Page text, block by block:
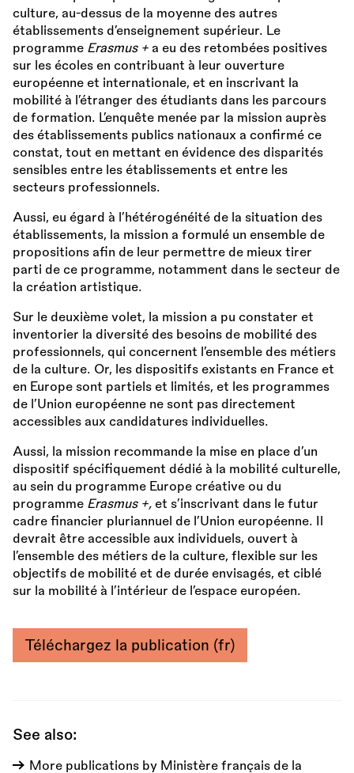
culture, au-dessus de la moyenne des autres
établissements d’enseignement supérieur. Le
programme Erasmus + a eu des retombées positives
sur les écoles en contribuant à leur ouverture
européenne et internationale, et en inscrivant la
mobilité à l’étranger des étudiants dans les parcours
de formation. L’enquête menée par la mission auprès
des établissements publics nationaux a confirmé ce
constat, tout en mettant en évidence des disparités
sensibles entre les établissements et entre les
secteurs professionnels.
Aussi, eu égard à l’hétérogénéité de la situation des
établissements, la mission a formulé un ensemble de
propositions afin de leur permettre de mieux tirer
parti de ce programme, notamment dans le secteur de
la création artistique.
Sur le deuxième volet, la mission a pu constater et
inventorier la diversité des besoins de mobilité des
professionnels, qui concernent l’ensemble des métiers
de la culture. Or, les dispositifs existants en France et
en Europe sont partiels et limités, et les programmes
de l’Union européenne ne sont pas directement
accessibles aux candidatures individuelles.
Aussi, la mission recommande la mise en place d’un
dispositif spécifiquement dédié à la mobilité culturelle,
au sein du programme Europe créative ou du
programme Erasmus +, et s’inscrivant dans le futur
cadre financier pluriannuel de l’Union européenne. Il
devrait être accessible aux individuels, ouvert à
l’ensemble des métiers de la culture, flexible sur les
objectifs de mobilité et de durée envisagés, et ciblé
sur la mobilité à l’intérieur de l’espace européen.
Téléchargez la publication (fr)
See also:
More publications by Ministère français de la